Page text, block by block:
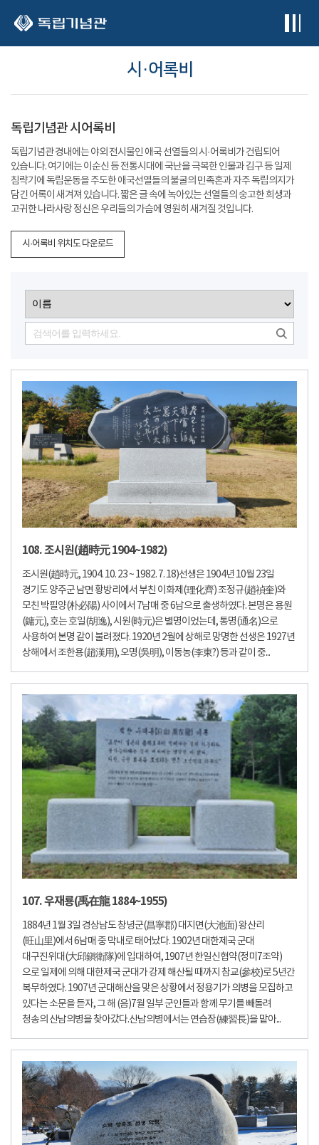
시·어록비
독립기념관 시어록비
독립기념관 경내에는 야외 전시물인 애국 선열들의 시·어록비가 건립되어
있습니다. 여기에는 이순신 등 전통시대에 국난을 극복한 인물과 김구 등 일제
침략기에 독립운동을 주도한 애국선열들의 불굴의 민족혼과 자주 독립의지가
담긴 어록이 새겨져 있습니다. 짧은 글 속에 녹아있는 선열들의 숭고한 희생과
고귀한 나라사랑 정신은 우리들의 가슴에 영원히 새겨질 것입니다.
시·어록비 위치도 다운로드
108. 조시원(趙時元 1904~1982)
조시원(趙時元, 1904. 10. 23 ~ 1982. 7. 18)선생은 1904년 10월 23일
경기도 양주군 남면 황방리에서 부친 이화제(理化齊) 조정규(趙禎奎)와
모친 박필양(朴必陽) 사이에서 7남매 중 6남으로 출생하였다. 본명은 용원
(鏞元), 호는 호일(胡逸), 시원(時元)은 별명이었는데, 통명(通名)으로
사용하여 본명 같이 불려졌다. 1920년 2월에 상해로 망명한 선생은 1927년
상해에서 조한용(趙漢用), 오명(吳明), 이동농(李東?) 등과 같이 중...
107. 우재룡(禹在龍 1884~1955)
1884년 1월 3일 경상남도 창녕군(昌寧郡) 대지면(大池面) 왕산리
(旺山里)에서 6남매 중 막내로 태어났다. 1902년 대한제국 군대
대구진위대(大邱鎭衛隊)에 입대하여, 1907년 한일신협약(정미7조약)
으로 일제에 의해 대한제국 군대가 강제 해산될 때까지 참교(參校)로 5년간
복무하였다. 1907년 군대해산을 맞은 상황에서 정용기가 의병을 모집하고
있다는 소문을 듣자, 그 해 (음)7월 일부 군인들과 함께 무기를 빼돌려
청송의 산남의병을 찾아갔다.산남의병에서는 연습장(練習長)을 맡아...